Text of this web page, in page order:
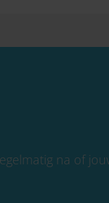
na of